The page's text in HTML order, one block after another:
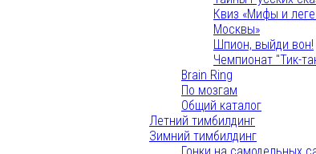
Квиз «Мифы и
Москвы»
Шпион, выйди вон!
Чемпионат "Тик-
Brain Ring
По мозгам
Общий каталог
Летний тимбилдинг
Зимний тимбилдинг